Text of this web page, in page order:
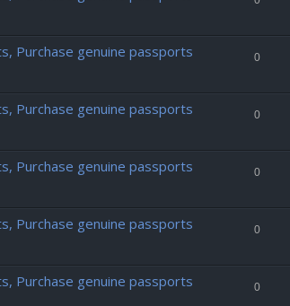
Purchase genuine passports
0
Purchase genuine passports
0
Purchase genuine passports
0
Purchase genuine passports
0
Purchase genuine passports
0